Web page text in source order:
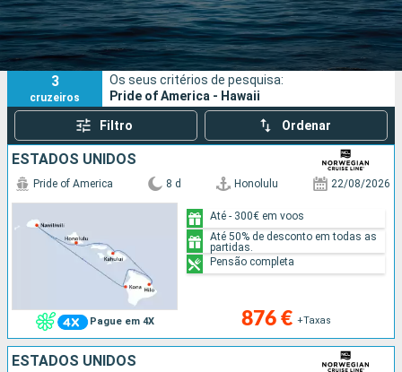
Data de partida
Portos Companhias
Pesquisar
3
cruzeiros
Os seus critérios de pesquisa:
Pride of America - Hawaii
Filtro Ordenar
ESTADOS UNIDOS
Pague em 4X
Pride of America 8 d Honolulu 22/08/2026
876 € +Taxas
Até - 300€ em voos
Até 50% de desconto em todas as
partidas.
Pensão completa
ESTADOS UNIDOS